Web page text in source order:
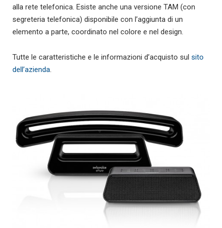
alla rete telefonica. Esiste anche una versione TAM (con
segreteria telefonica) disponibile con l’aggiunta di un
elemento a parte, coordinato nel colore e nel design.
Tutte le caratteristiche e le informazioni d’acquisto sul sito
dell’azienda.